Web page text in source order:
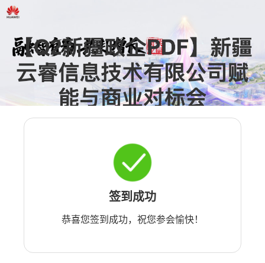
签到成功
恭喜您签到成功，祝您参会愉快！